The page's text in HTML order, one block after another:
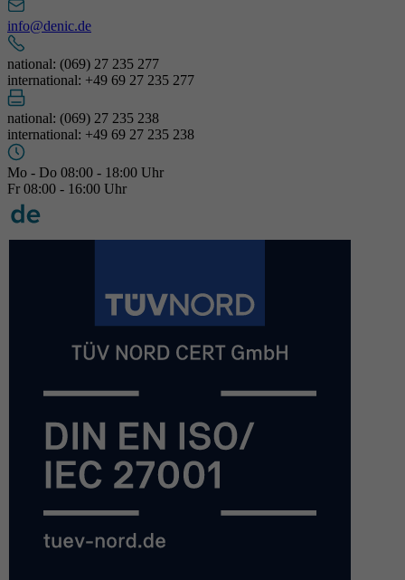
info@denic.de
national: (069) 27 235 277
international: +49 69 27 235 277
national: (069) 27 235 238
international: +49 69 27 235 238
Mo - Do 08:00 - 18:00 Uhr
Fr 08:00 - 16:00 Uhr